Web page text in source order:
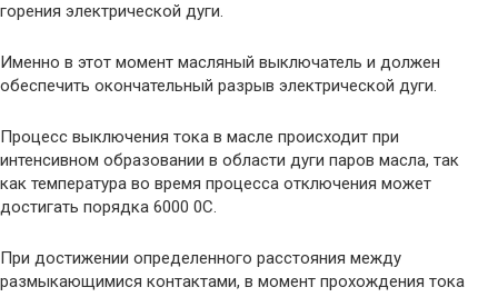
горения электрической дуги.
Именно в этот момент масляный выключатель и должен
обеспечить окончательный разрыв электрической дуги.
Процесс выключения тока в масле происходит при
интенсивном образовании в области дуги паров масла, так
как температура во время процесса отключения может
достигать порядка 6000 0С.
При достижении определенного расстояния между
размыкающимися контактами, в момент прохождения тока